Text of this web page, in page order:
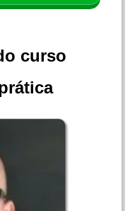
curso